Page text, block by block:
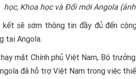
học, Khoa học và Đổi mới Angola
kết sẽ sớm thông tin đầy đủ đến
tại Angola.
mặt Chính phủ Việt Nam, Bộ
đã hỗ trợ Việt Nam trong việc